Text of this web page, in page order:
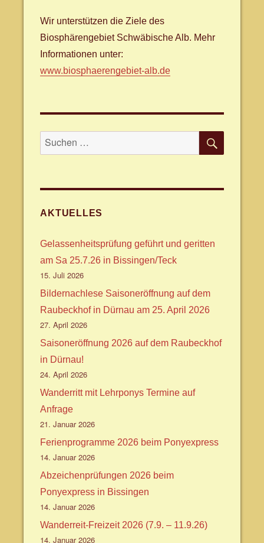
Wir unterstützen die Ziele des
Biosphärengebiet Schwäbische Alb. Mehr
Informationen unter:
www.biosphaerengebiet-alb.de
Suche
nach:
AKTUELLES
Gelassenheitsprüfung geführt und geritten
am Sa 25.7.26 in Bissingen/Teck
15. Juli 2026
Bildernachlese Saisoneröffnung auf dem
Raubeckhof in Dürnau am 25. April 2026
27. April 2026
Saisoneröffnung 2026 auf dem Raubeckhof
in Dürnau!
24. April 2026
Wanderritt mit Lehrponys Termine auf
Anfrage
21. Januar 2026
Ferienprogramme 2026 beim Ponyexpress
14. Januar 2026
Abzeichenprüfungen 2026 beim
Ponyexpress in Bissingen
14. Januar 2026
Wanderreit-Freizeit 2026 (7.9. – 11.9.26)
14. Januar 2026